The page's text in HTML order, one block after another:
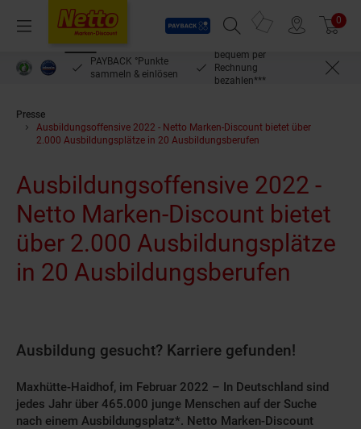
Menü
Payback
Suchfeld einblenden
Prospekte 0
PAYBACK °Punkte
sammeln & einlösen
bequem per
Rechnung
bezahlen***
kein
Presse
Ausbildungsoffensive 2022 - Netto Marken-Discount bietet über
2.000 Ausbildungsplätze in 20 Ausbildungsberufen
Ausbildungsoffensive 2022 -
Netto Marken-Discount bietet
über 2.000 Ausbildungsplätze
in 20 Ausbildungsberufen
Ausbildung gesucht? Karriere gefunden!
Maxhütte-Haidhof, im Februar 2022 – In Deutschland sind
jedes Jahr über 465.000 junge Menschen auf der Suche
nach einem Ausbildungsplatz*. Netto Marken-Discount